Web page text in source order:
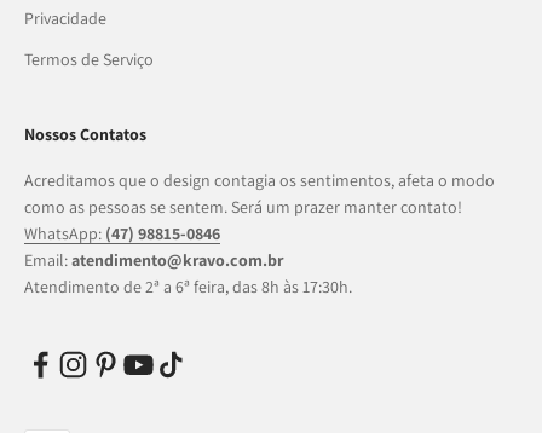
Privacidade
Termos de Serviço
Nossos Contatos
Acreditamos que o design contagia os sentimentos, afeta o modo
como as pessoas se sentem. Será um prazer manter contato!
WhatsApp: (47) 98815-0846
Email:atendimento@kravo.com.br
Atendimento de 2ª a 6ª feira, das 8h às 17:30h.